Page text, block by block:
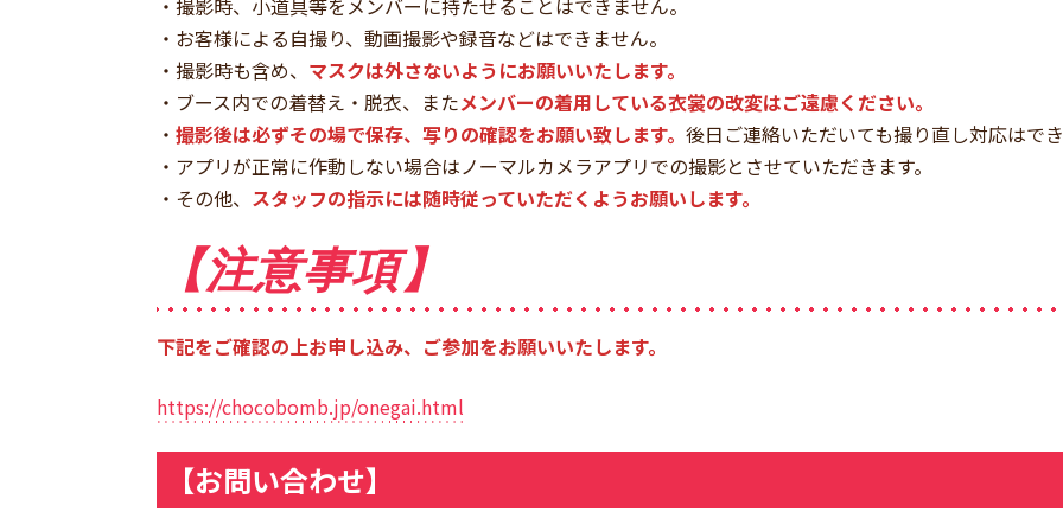
・撮影時、小道具等をメンバーに持たせることはできません。
・お客様による自撮り、動画撮影や録音などはできません。
・撮影時も含め、 マスクは外さないようにお願いいたします。
・ブース内での着替え・脱衣、またメンバーの着用している衣裳の改変はご遠慮ください。
・ 撮影後は必ずその場で保存、写りの確認をお願い致します。 後日ご連絡いただいても撮り直し対応はでき
・アプリが正常に作動しない場合はノーマルカメラアプリでの撮影とさせていただきます。
・その他、 スタッフの指示には随時従っていただくようお願いします。
【注意事項】
下記をご確認の上お申し込み、ご参加をお願いいたします。
https://chocobomb.jp/onegai.html
【お問い合わせ】